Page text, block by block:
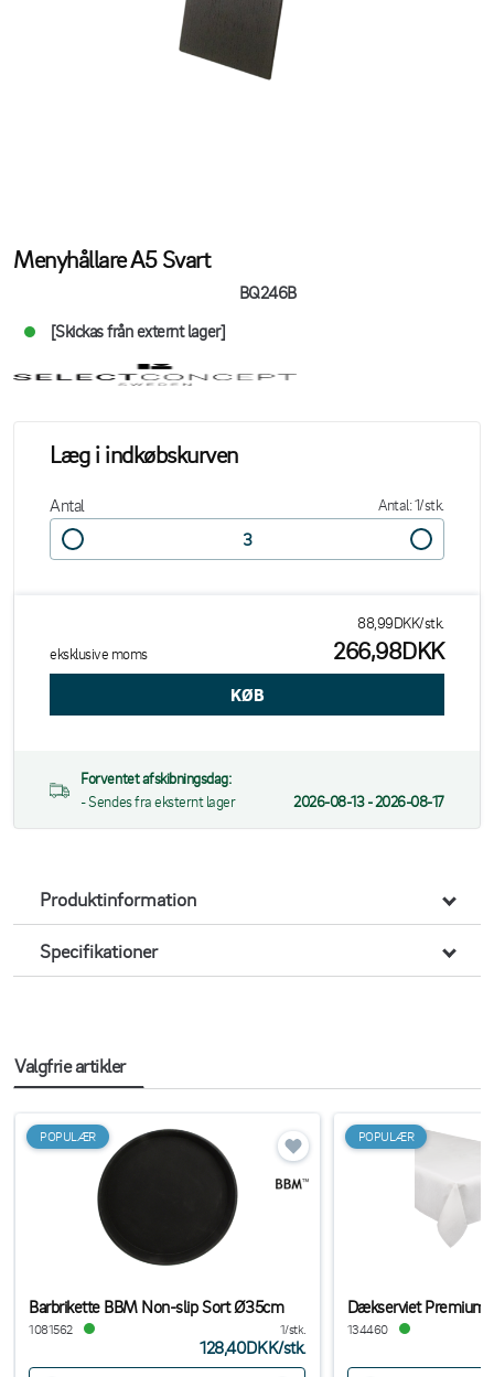
Menyhållare A5 Svart
BQ246B
[Skickas från externt lager]
Læg i indkøbskurven
Antal Antal: 1/stk.
88,99DKK/stk.
eksklusive moms
266,98DKK
Forventet afskibningsdag:
- Sendes fra eksternt lager
2026-08-13 - 2026-08-17
Produktinformation
Specifikationer
Valgfrie artikler
POPULÆR
Barbrikette BBM Non-slip Sort Ø35cm
1081562 1/stk.
128,40DKK/stk.
POPULÆR
Dækserviet Premium
134460